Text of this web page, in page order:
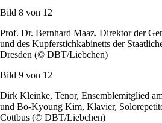
Bild 8 von 12
Prof. Dr. Bernhard Maaz, Direktor der
und des Kupferstichkabinetts der
Dresden (© DBT/Liebchen)
Bild 9 von 12
Dirk Kleinke, Tenor, Ensemblemitglied
und Bo-Kyoung Kim, Klavier,
Cottbus (© DBT/Liebchen)